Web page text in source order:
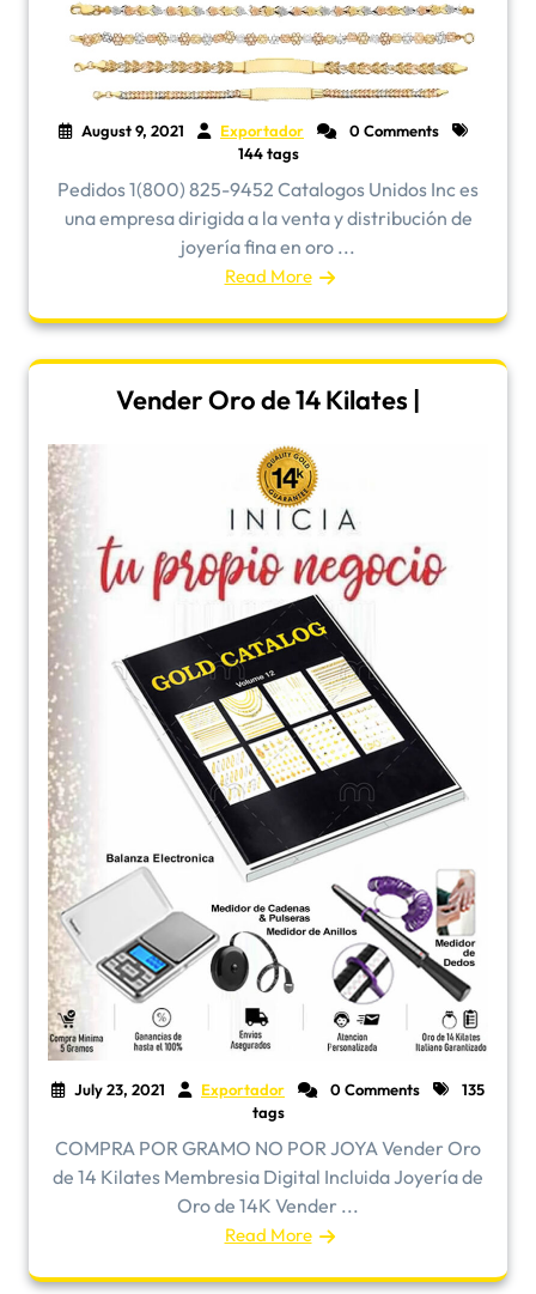
August 9, 2021 Exportador
0 Comments
144 tags
Pedidos 1(800) 825-9452 Catalogos Unidos Inc es
una empresa dirigida a la venta y distribución de
joyería fina en oro ...
Read More
Vender Oro de 14 Kilates |
July 23, 2021 Exportador 0 Comments
135
tags
COMPRA POR GRAMO NO POR JOYA Vender Oro
de 14 Kilates Membresia Digital Incluida Joyería de
Oro de 14K Vender ...
Read More